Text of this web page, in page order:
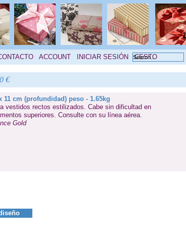
ACCOUNT INICIAR SESIÓN CESTO
€
11 cm (profundidad) peso - 1.65kg
vestidos rectos estilizados. Cabe sin dificultad en
superiores. Consulte con su línea aérea.
Gold